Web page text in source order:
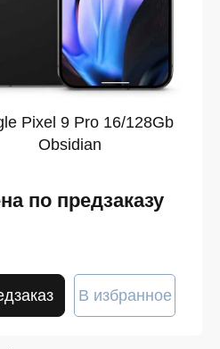
Pixel 9 Pro 16/128Gb
Obsidian
по предзаказу
В избранное